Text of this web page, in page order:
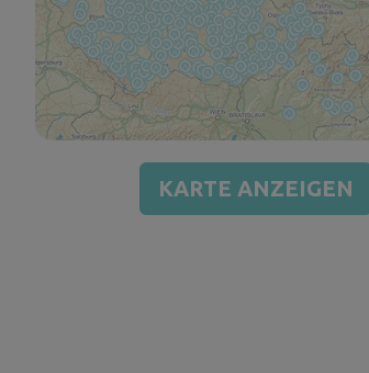
KARTE ANZEIGEN